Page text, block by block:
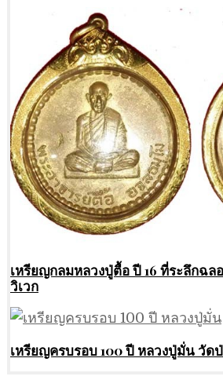
เหรียญกลมหลวงปู่ตื้อ ปี 16 ที่ระลึกฉ
วิเวก
เหรียญครบรอบ 100 ปี หลวงปู่มั่น วัด